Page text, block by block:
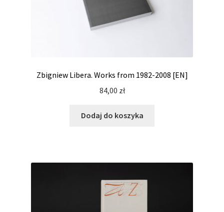
Zbigniew Libera. Works from 1982-2008 [EN]
84,00 zł
Dodaj do koszyka